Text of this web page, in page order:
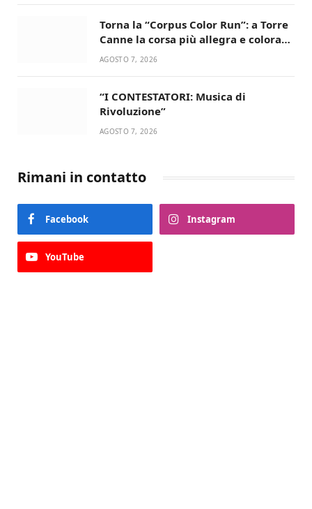
Torna la “Corpus Color Run”: a Torre
Canne la corsa più allegra e colorata
dell’estate!
AGOSTO 7, 2026
“I CONTESTATORI: Musica di
Rivoluzione”
AGOSTO 7, 2026
Rimani in contatto
Facebook Instagram
YouTube